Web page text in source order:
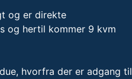
og er direkte
og hertil kommer 9 kvm
hvorfra der er adgang til